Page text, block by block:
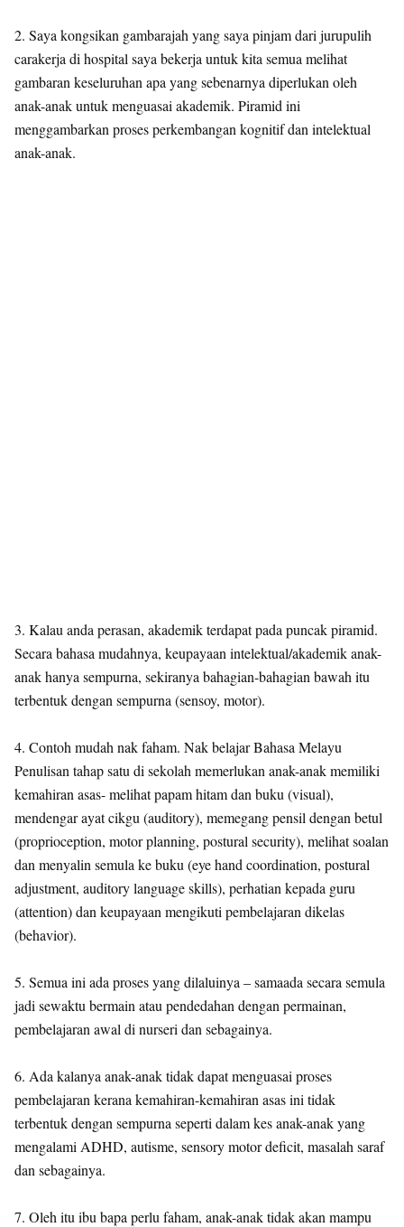
2. Saya kongsikan gambarajah yang saya pinjam dari jurupulih
carakerja di hospital saya bekerja untuk kita semua melihat
gambaran keseluruhan apa yang sebenarnya diperlukan oleh
anak-anak untuk menguasai akademik. Piramid ini
menggambarkan proses perkembangan kognitif dan intelektual
anak-anak.
3. Kalau anda perasan, akademik terdapat pada puncak piramid.
Secara bahasa mudahnya, keupayaan intelektual/akademik anak-
anak hanya sempurna, sekiranya bahagian-bahagian bawah itu
terbentuk dengan sempurna (sensoy, motor).
4. Contoh mudah nak faham. Nak belajar Bahasa Melayu
Penulisan tahap satu di sekolah memerlukan anak-anak memiliki
kemahiran asas- melihat papam hitam dan buku (visual),
mendengar ayat cikgu (auditory), memegang pensil dengan betul
(proprioception, motor planning, postural security), melihat soalan
dan menyalin semula ke buku (eye hand coordination, postural
adjustment, auditory language skills), perhatian kepada guru
(attention) dan keupayaan mengikuti pembelajaran dikelas
(behavior).
5. Semua ini ada proses yang dilaluinya – samaada secara semula
jadi sewaktu bermain atau pendedahan dengan permainan,
pembelajaran awal di nurseri dan sebagainya.
6. Ada kalanya anak-anak tidak dapat menguasai proses
pembelajaran kerana kemahiran-kemahiran asas ini tidak
terbentuk dengan sempurna seperti dalam kes anak-anak yang
mengalami ADHD, autisme, sensory motor deficit, masalah saraf
dan sebagainya.
7. Oleh itu ibu bapa perlu faham, anak-anak tidak akan mampu